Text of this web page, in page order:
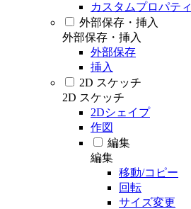
カスタムプロパティ
外部保存・挿入
外部保存・挿入
外部保存
挿入
2D スケッチ
2D スケッチ
2Dシェイプ
作図
編集
編集
移動/コピー
回転
サイズ変更